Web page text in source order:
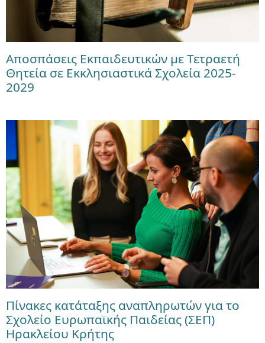
Αποσπάσεις Εκπαιδευτικών με Τετραετή
Θητεία σε Εκκλησιαστικά Σχολεία 2025-
2029
Πίνακες κατάταξης αναπληρωτών για το
Σχολείο Ευρωπαϊκής Παιδείας (ΣΕΠ)
Ηρακλείου Κρήτης